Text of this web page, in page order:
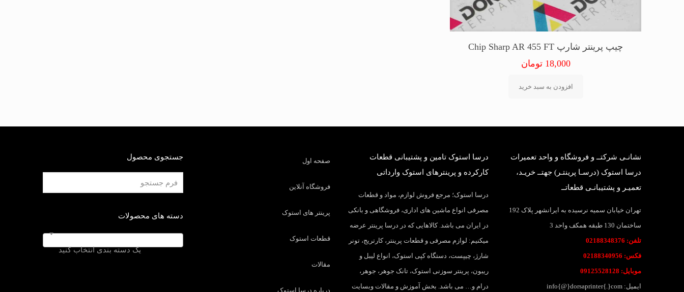
چیپ پرینتر شارپ Chip Sharp AR 455 FT
18,000 تومان
افزودن به سبد خرید
نشانـی شرکتــ و فروشگاه و واحد تعمیرات
درسا استوک (درسـا پرینتـر) جهتــ خریـد،
تعمیـر و پشتیبانـی قطعاتــ
تهران خیابان سمیه نرسیده به ایرانشهر پلاک 192
ساختمان 130 طبقه همکف واحد 3
تلفن: 02188348376
فکس: 02188340956
موبایل: 09125528128
ایمیل: info{@}dorsaprinter{.}com
درسا استوک تامین و پشتیبانی قطعات
کارکرده و پرینترهای استوک وارداتی
درسا استوک؛ مرجع فروش لوازم، مواد و قطعات
مصرفی انواع ماشین های اداری، فروشگاهی و بانکی
در ایران می باشد. کالاهایی که در درسا پرینتر عرضه
میکنیم: لوازم مصرفی و قطعات پرینتر، کارتریج، تونر
شارژ، چیپست، دستگاه کپی استوک، انواع لیبل و
ریبون، پرینتر سوزنی استوک، تانک جوهر، جوهر،
درام و… می باشد. بخش آموزش و مقالات وبسایت
صفحه اول
فروشگاه آنلاین
پرینتر های استوک
قطعات استوک
مقالات
درباره درسا استوک
جستجوی محصول
دسته های محصولات
یک دسته بندی انتخاب کنید